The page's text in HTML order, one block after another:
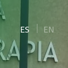
ES EN